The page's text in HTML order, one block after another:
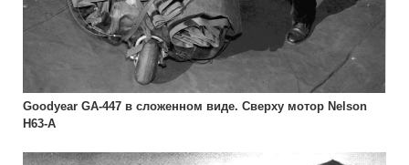
Goodyear GA-447 в сложенном виде. Сверху мотор Nelson
Н63-А